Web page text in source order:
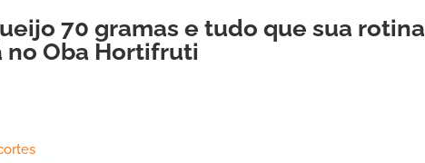
70 gramas e tudo que sua rotina
Oba Hortifruti